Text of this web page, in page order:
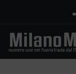
contenuto